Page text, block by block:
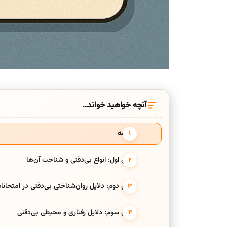
آنچه خواهید خواند…
مقدمه
بخش اول: انواع بی‌دقتی و شناخت آن‌ها
بخش دوم: دلایل روان‌شناختی بی‌دقتی در
بخش سوم: دلایل رفتاری و محیطی بی‌دقتی